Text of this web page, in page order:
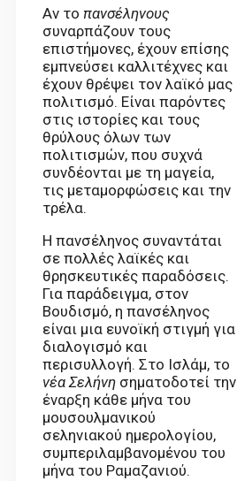
Αν το πανσέληνους
συναρπάζουν τους
επιστήμονες, έχουν επίσης
εμπνεύσει καλλιτέχνες και
έχουν θρέψει τον λαϊκό μας
πολιτισμό. Είναι παρόντες
στις ιστορίες και τους
θρύλους όλων των
πολιτισμών, που συχνά
συνδέονται με τη μαγεία,
τις μεταμορφώσεις και την
τρέλα.
Η πανσέληνος συναντάται
σε πολλές λαϊκές και
θρησκευτικές παραδόσεις.
Για παράδειγμα, στον
Βουδισμό, η πανσέληνος
είναι μια ευνοϊκή στιγμή για
διαλογισμό και
περισυλλογή. Στο Ισλάμ, το
νέα Σελήνη σηματοδοτεί την
έναρξη κάθε μήνα του
μουσουλμανικού
σεληνιακού ημερολογίου,
συμπεριλαμβανομένου του
μήνα του Ραμαζανιού.